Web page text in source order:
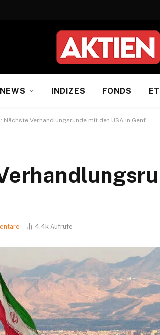
NEWS INDIZES FONDS
Nächste Verhandlungsrunde mit den USA in Genf
4.4k Aufrufe